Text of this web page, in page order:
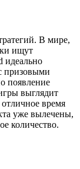
В мире,
ищут
идеально
призовыми
появление
выглядит
время
уже вылечены,
количество.